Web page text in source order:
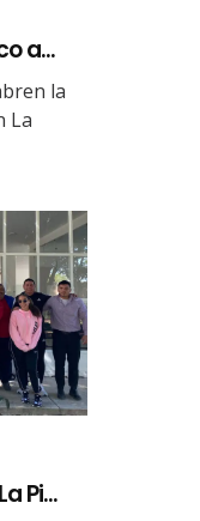
a...
la
La
Pi...